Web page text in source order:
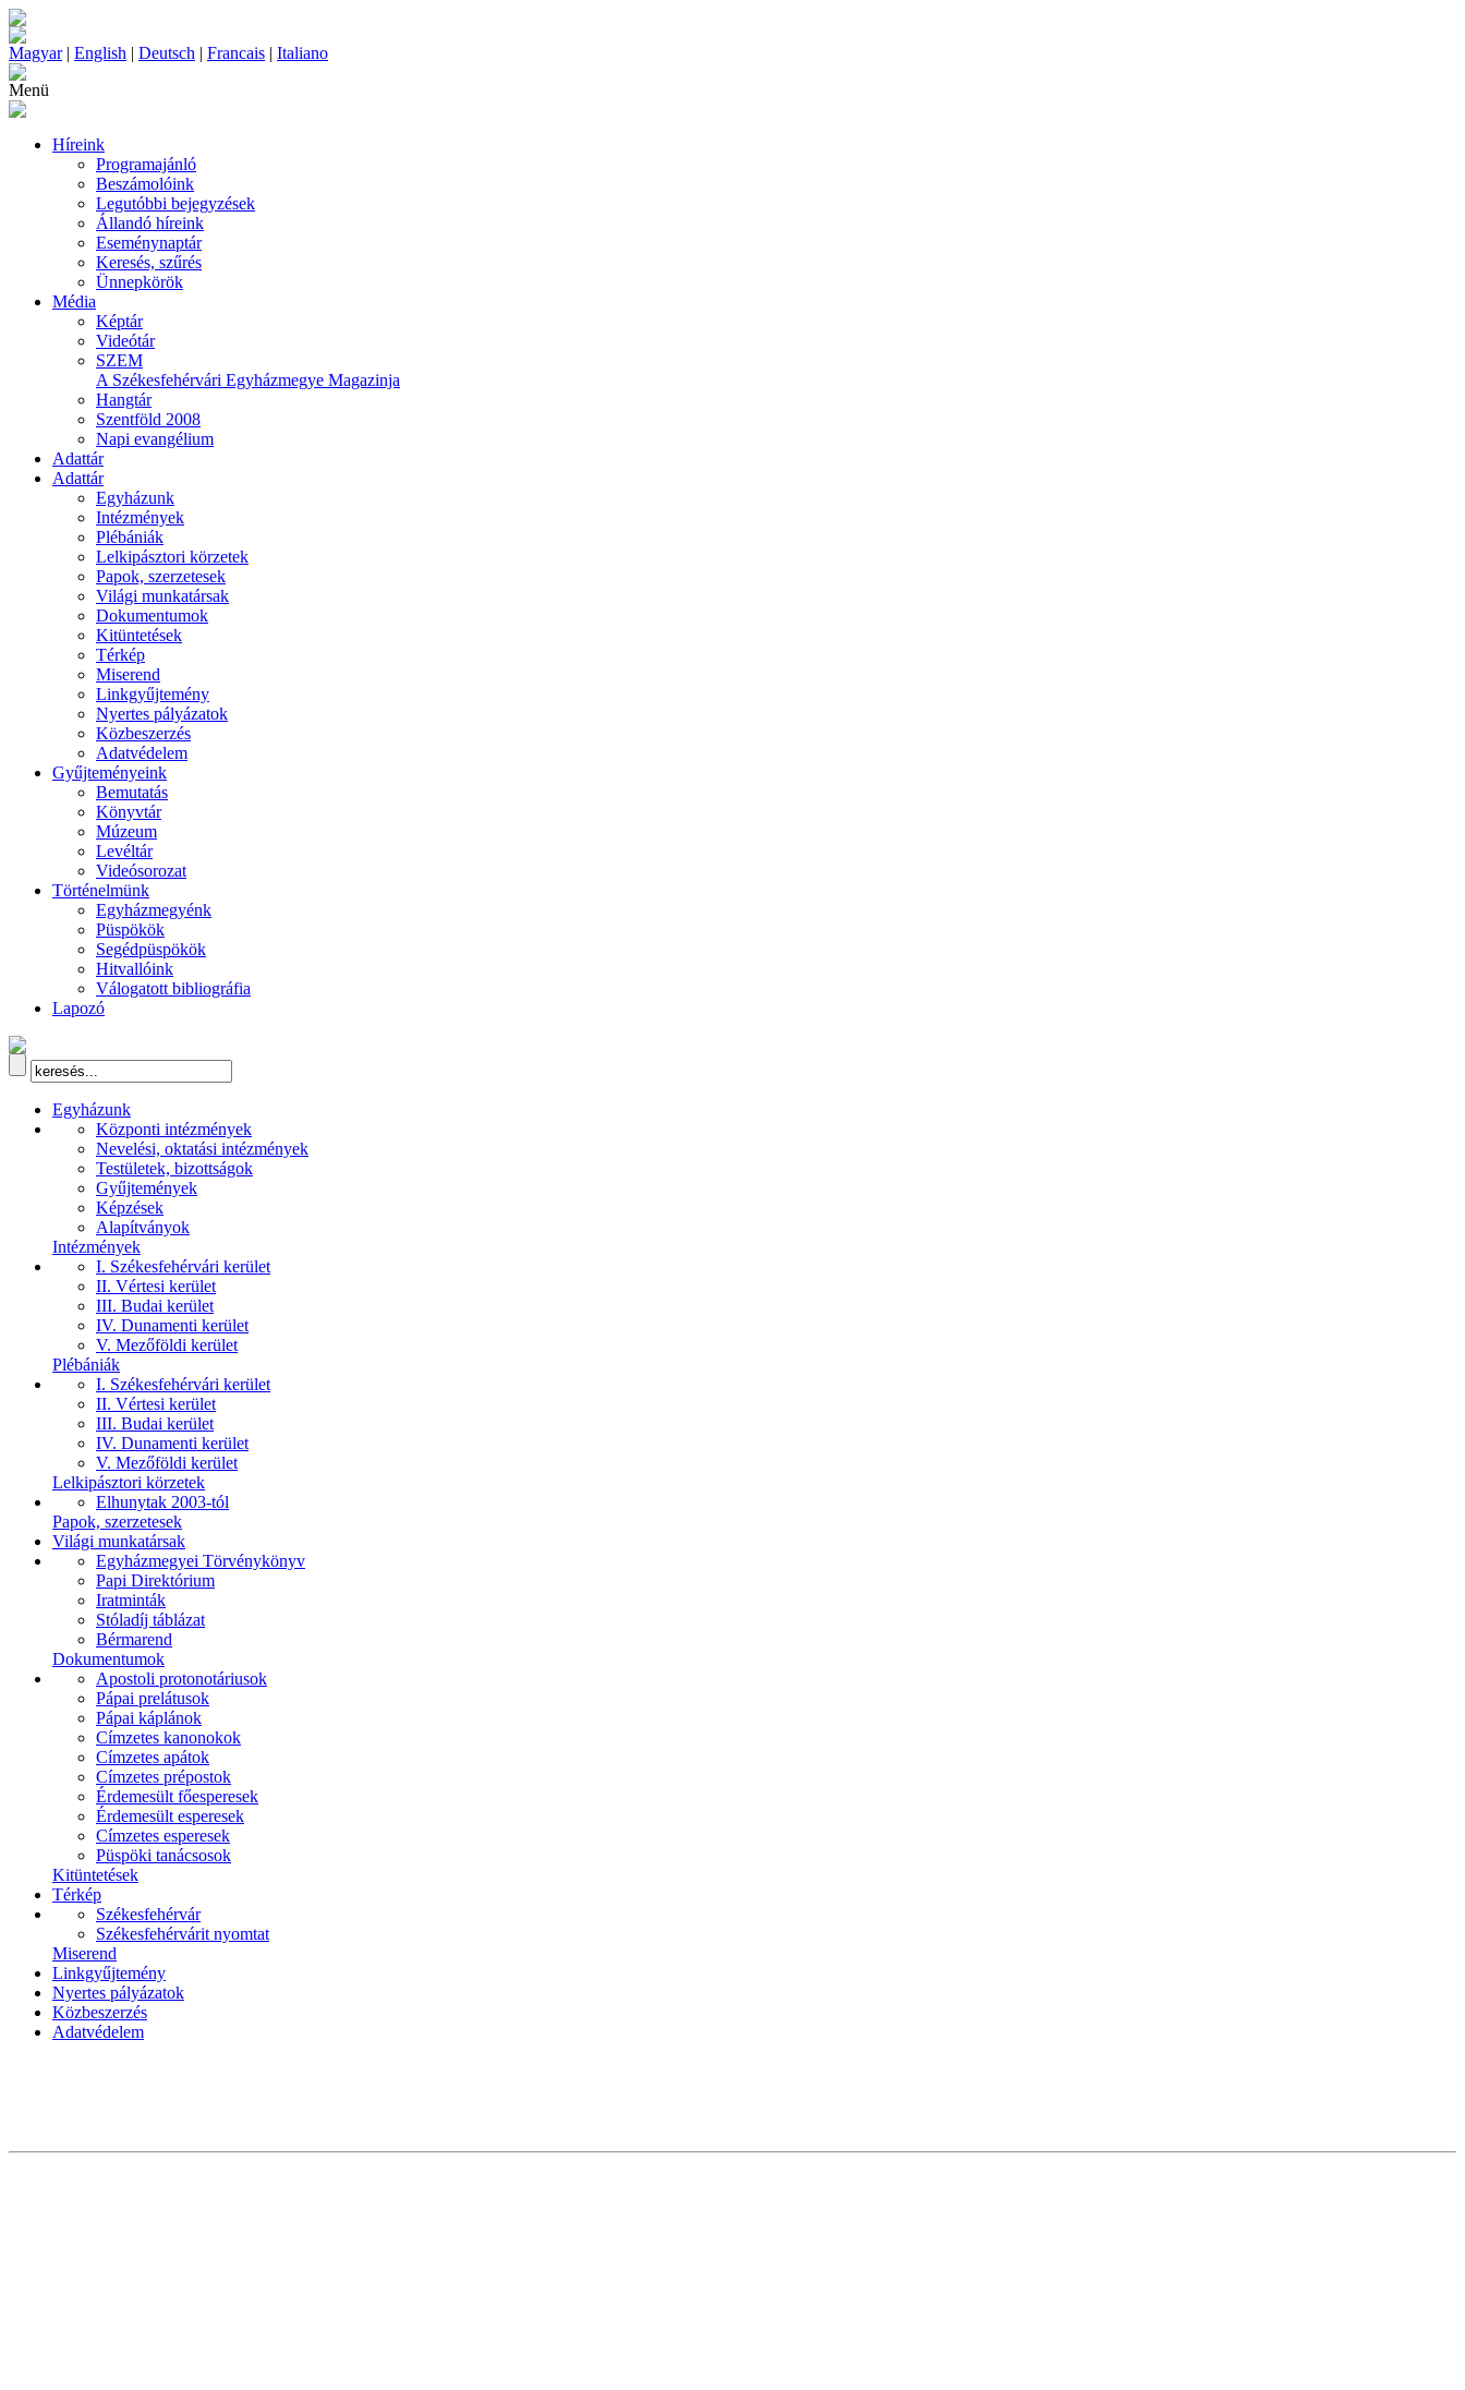
Magyar| English | Deutsch | Francais | Italiano
Menü
Híreink
Programajánló
Beszámolóink
Legutóbbi bejegyzések
Állandó híreink
Eseménynaptár
Keresés, szűrés
Ünnepkörök
Média
Képtár
Videótár
SZEM
A Székesfehérvári Egyházmegye Magazinja
Hangtár
Szentföld 2008
Napi evangélium
Adattár
Adattár
Egyházunk
Intézmények
Plébániák
Lelkipásztori körzetek
Papok, szerzetesek
Világi munkatársak
Dokumentumok
Kitüntetések
Térkép
Miserend
Linkgyűjtemény
Nyertes pályázatok
Közbeszerzés
Adatvédelem
Gyűjteményeink
Bemutatás
Könyvtár
Múzeum
Levéltár
Videósorozat
Történelmünk
Egyházmegyénk
Püspökök
Segédpüspökök
Hitvallóink
Válogatott bibliográfia
Lapozó
Egyházunk
Központi intézmények
Nevelési, oktatási intézmények
Testületek, bizottságok
Gyűjtemények
Képzések
Alapítványok
Intézmények
I. Székesfehérvári kerület
II. Vértesi kerület
III. Budai kerület
IV. Dunamenti kerület
V. Mezőföldi kerület
Plébániák
I. Székesfehérvári kerület
II. Vértesi kerület
III. Budai kerület
IV. Dunamenti kerület
V. Mezőföldi kerület
Lelkipásztori körzetek
Elhunytak 2003-tól
Papok, szerzetesek
Világi munkatársak
Egyházmegyei Törvénykönyv
Papi Direktórium
Iratminták
Stóladíj táblázat
Bérmarend
Dokumentumok
Apostoli protonotáriusok
Pápai prelátusok
Pápai káplánok
Címzetes kanonokok
Címzetes apátok
Címzetes prépostok
Érdemesült főesperesek
Érdemesült esperesek
Címzetes esperesek
Püspöki tanácsosok
Kitüntetések
Térkép
Székesfehérvár
Székesfehérvárit nyomtat
Miserend
Linkgyűjtemény
Nyertes pályázatok
Közbeszerzés
Adatvédelem